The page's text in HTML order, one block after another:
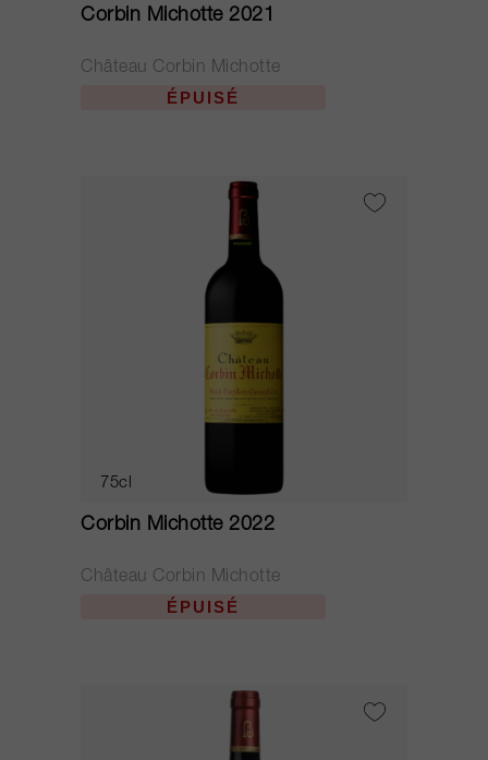
Corbin Michotte 2021
Château Corbin Michotte
ÉPUISÉ
75cl
Corbin Michotte 2022
Château Corbin Michotte
ÉPUISÉ